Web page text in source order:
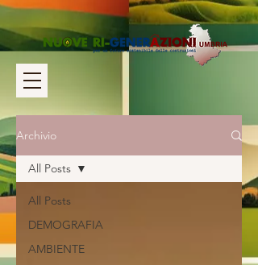
Archivio
All Posts
DEMOGRAFIA
AMBIENTE
All Posts